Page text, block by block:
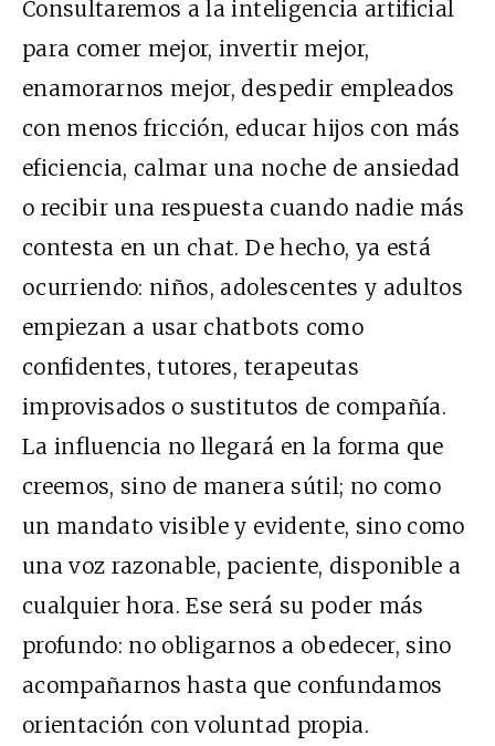
Consultaremos a la inteligencia artificial
para comer mejor, invertir mejor,
enamorarnos mejor, despedir empleados
con menos fricción, educar hijos con más
eficiencia, calmar una noche de ansiedad
o recibir una respuesta cuando nadie más
contesta en un chat. De hecho, ya está
ocurriendo: niños, adolescentes y adultos
empiezan a usar chatbots como
confidentes, tutores, terapeutas
improvisados o sustitutos de compañía.
La influencia no llegará en la forma que
creemos, sino de manera sútil; no como
un mandato visible y evidente, sino como
una voz razonable, paciente, disponible a
cualquier hora. Ese será su poder más
profundo: no obligarnos a obedecer, sino
acompañarnos hasta que confundamos
orientación con voluntad propia.